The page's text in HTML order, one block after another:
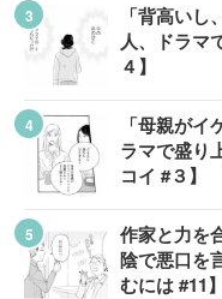
「背高い
人、ドラマ
４】
「母親が
ラマで盛り
コイ #３】
作家と力を
陰で悪口を
むには #11】